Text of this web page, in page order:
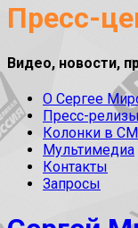
Пресс-
Видео, новости,
О Сергее
Пресс-
Колонки в
Мультимедиа
Контакты
Запросы